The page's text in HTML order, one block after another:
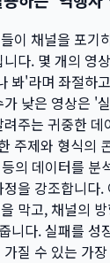
이 채널을 포기
다. 몇 개의 영
봐'라며 좌절하
낮은 영상은 '
주는 귀중한 데
주제와 형식의
의 데이터를 분
을 강조합니다
막고, 채널의
니다. 실패를 성
질 수 있는 가